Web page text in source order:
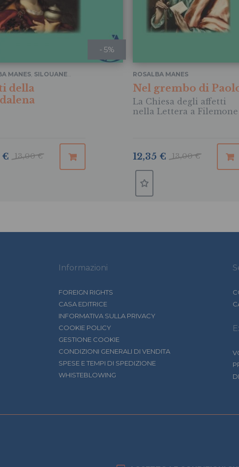
- 5%
della
MANES SILOUANE
13,00 €
€
Nel grembo di
La Chiesa degli affetti
nella Lettera a Filemone
ROSALBA MANES
13,00 €
12,35 €
Informazioni
FOREIGN RIGHTS
CASA EDITRICE
INFORMATIVA SULLA PRIVACY
COOKIE POLICY
GESTIONE COOKIE
CONDIZIONI GENERALI DI VENDITA
SPESE E TEMPI DI SPEDIZIONE
WHISTEBLOWING